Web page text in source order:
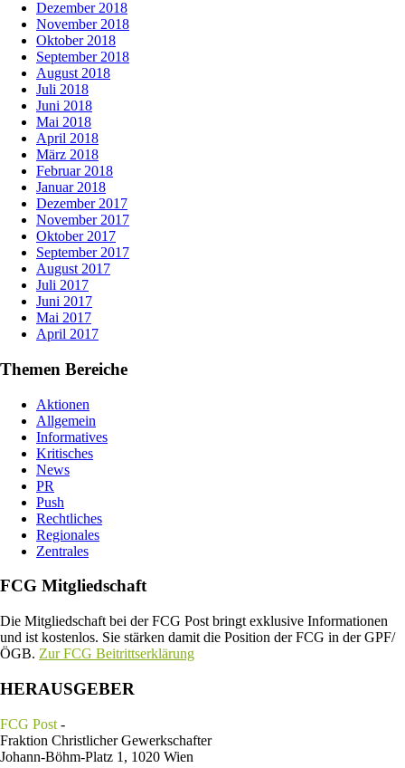
Dezember 2018
November 2018
Oktober 2018
September 2018
August 2018
Juli 2018
Juni 2018
Mai 2018
April 2018
März 2018
Februar 2018
Januar 2018
Dezember 2017
November 2017
Oktober 2017
September 2017
August 2017
Juli 2017
Juni 2017
Mai 2017
April 2017
Themen Bereiche
Aktionen
Allgemein
Informatives
Kritisches
News
PR
Push
Rechtliches
Regionales
Zentrales
FCG Mitgliedschaft
Die Mitgliedschaft bei der FCG Post bringt exklusive Informationen
und ist kostenlos. Sie stärken damit die Position der FCG in der GPF/
ÖGB. Zur FCG Beitrittserklärung
HERAUSGEBER
FCG Post -
Fraktion Christlicher Gewerkschafter
Johann-Böhm-Platz 1, 1020 Wien